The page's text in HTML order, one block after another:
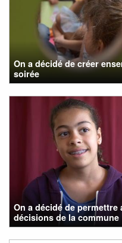
On a décidé de créer
soirée
On a décidé de
décisions de la commune